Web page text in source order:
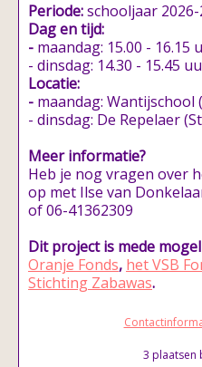
Periode:schooljaar
Dag en tijd:
- maandag: 15.00 - 16.15
- dinsdag: 14.30 - 15.45
Locatie:
- maandag: Wantijschool
- dinsdag: De Repelaer
Meer informatie?
Heb je nog vragen over
op met Ilse van
of 06-41362309
Dit project is mede
Oranje Fonds, het VSB
Stichting Zabawas.
3 plaatsen